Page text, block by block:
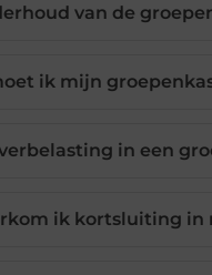
van de
ik mijn
in een
ik kortsluiting in